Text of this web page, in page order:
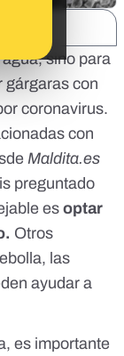
, sino para
gárgaras con
coronavirus.
con
Maldita.es
preguntado
es optar
Otros
las
ayudar a
es importante